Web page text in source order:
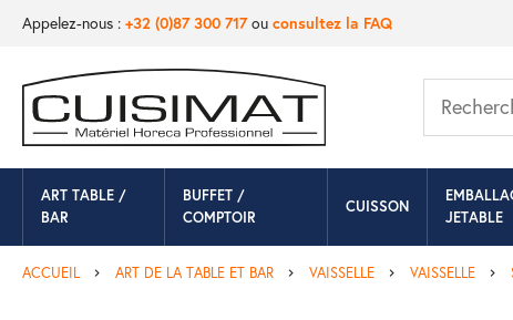
Appelez-nous : +32 (0)87 300 717ou consultez la FAQ
ART TABLE /
BAR
BUFFET /
COMPTOIR
CUISSON
JETABLE
ACCUEIL ART DE LA TABLE ET BAR VAISSELLE VAISSELLE